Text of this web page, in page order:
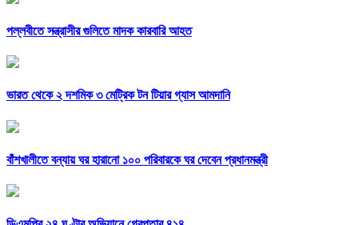
পল্লবীতে সন্ত্রাসীর গুলিতে মাদক কারবারি আহত
ভারত থেকে ২ দশমিক ৩ মেট্রিক টন টিয়ার গ্যাস আমদানি
বাঁশখালীতে বন্যায় ঘর হারানো ১০০ পরিবারকে ঘর দেবেন প্রধানমন্ত্রী